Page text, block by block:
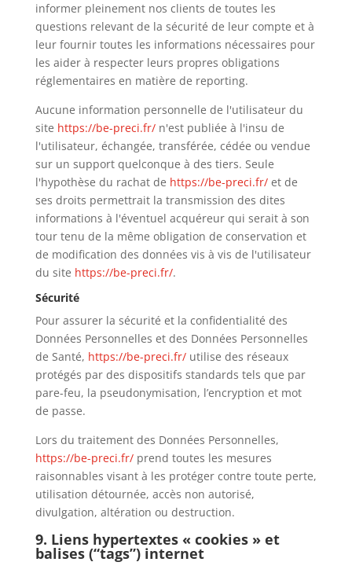
informer pleinement nos clients de toutes les
questions relevant de la sécurité de leur compte et à
leur fournir toutes les informations nécessaires pour
les aider à respecter leurs propres obligations
réglementaires en matière de reporting.
Aucune information personnelle de l'utilisateur du
site https://be-preci.fr/n'est publiée à l'insu de
l'utilisateur, échangée, transférée, cédée ou vendue
sur un support quelconque à des tiers. Seule
l'hypothèse du rachat de https://be-preci.fr/et de
ses droits permettrait la transmission des dites
informations à l'éventuel acquéreur qui serait à son
tour tenu de la même obligation de conservation et
de modification des données vis à vis de l'utilisateur
du site https://be-preci.fr/.
Sécurité
Pour assurer la sécurité et la confidentialité des
Données Personnelles et des Données Personnelles
de Santé, https://be-preci.fr/ utilise des réseaux
protégés par des dispositifs standards tels que par
pare-feu, la pseudonymisation, l’encryption et mot
de passe.
Lors du traitement des Données Personnelles,
https://be-preci.fr/prend toutes les mesures
raisonnables visant à les protéger contre toute perte,
utilisation détournée, accès non autorisé,
divulgation, altération ou destruction.
9. Liens hypertextes « cookies » et
balises (“tags”) internet